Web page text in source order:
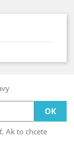
Ak to chcete